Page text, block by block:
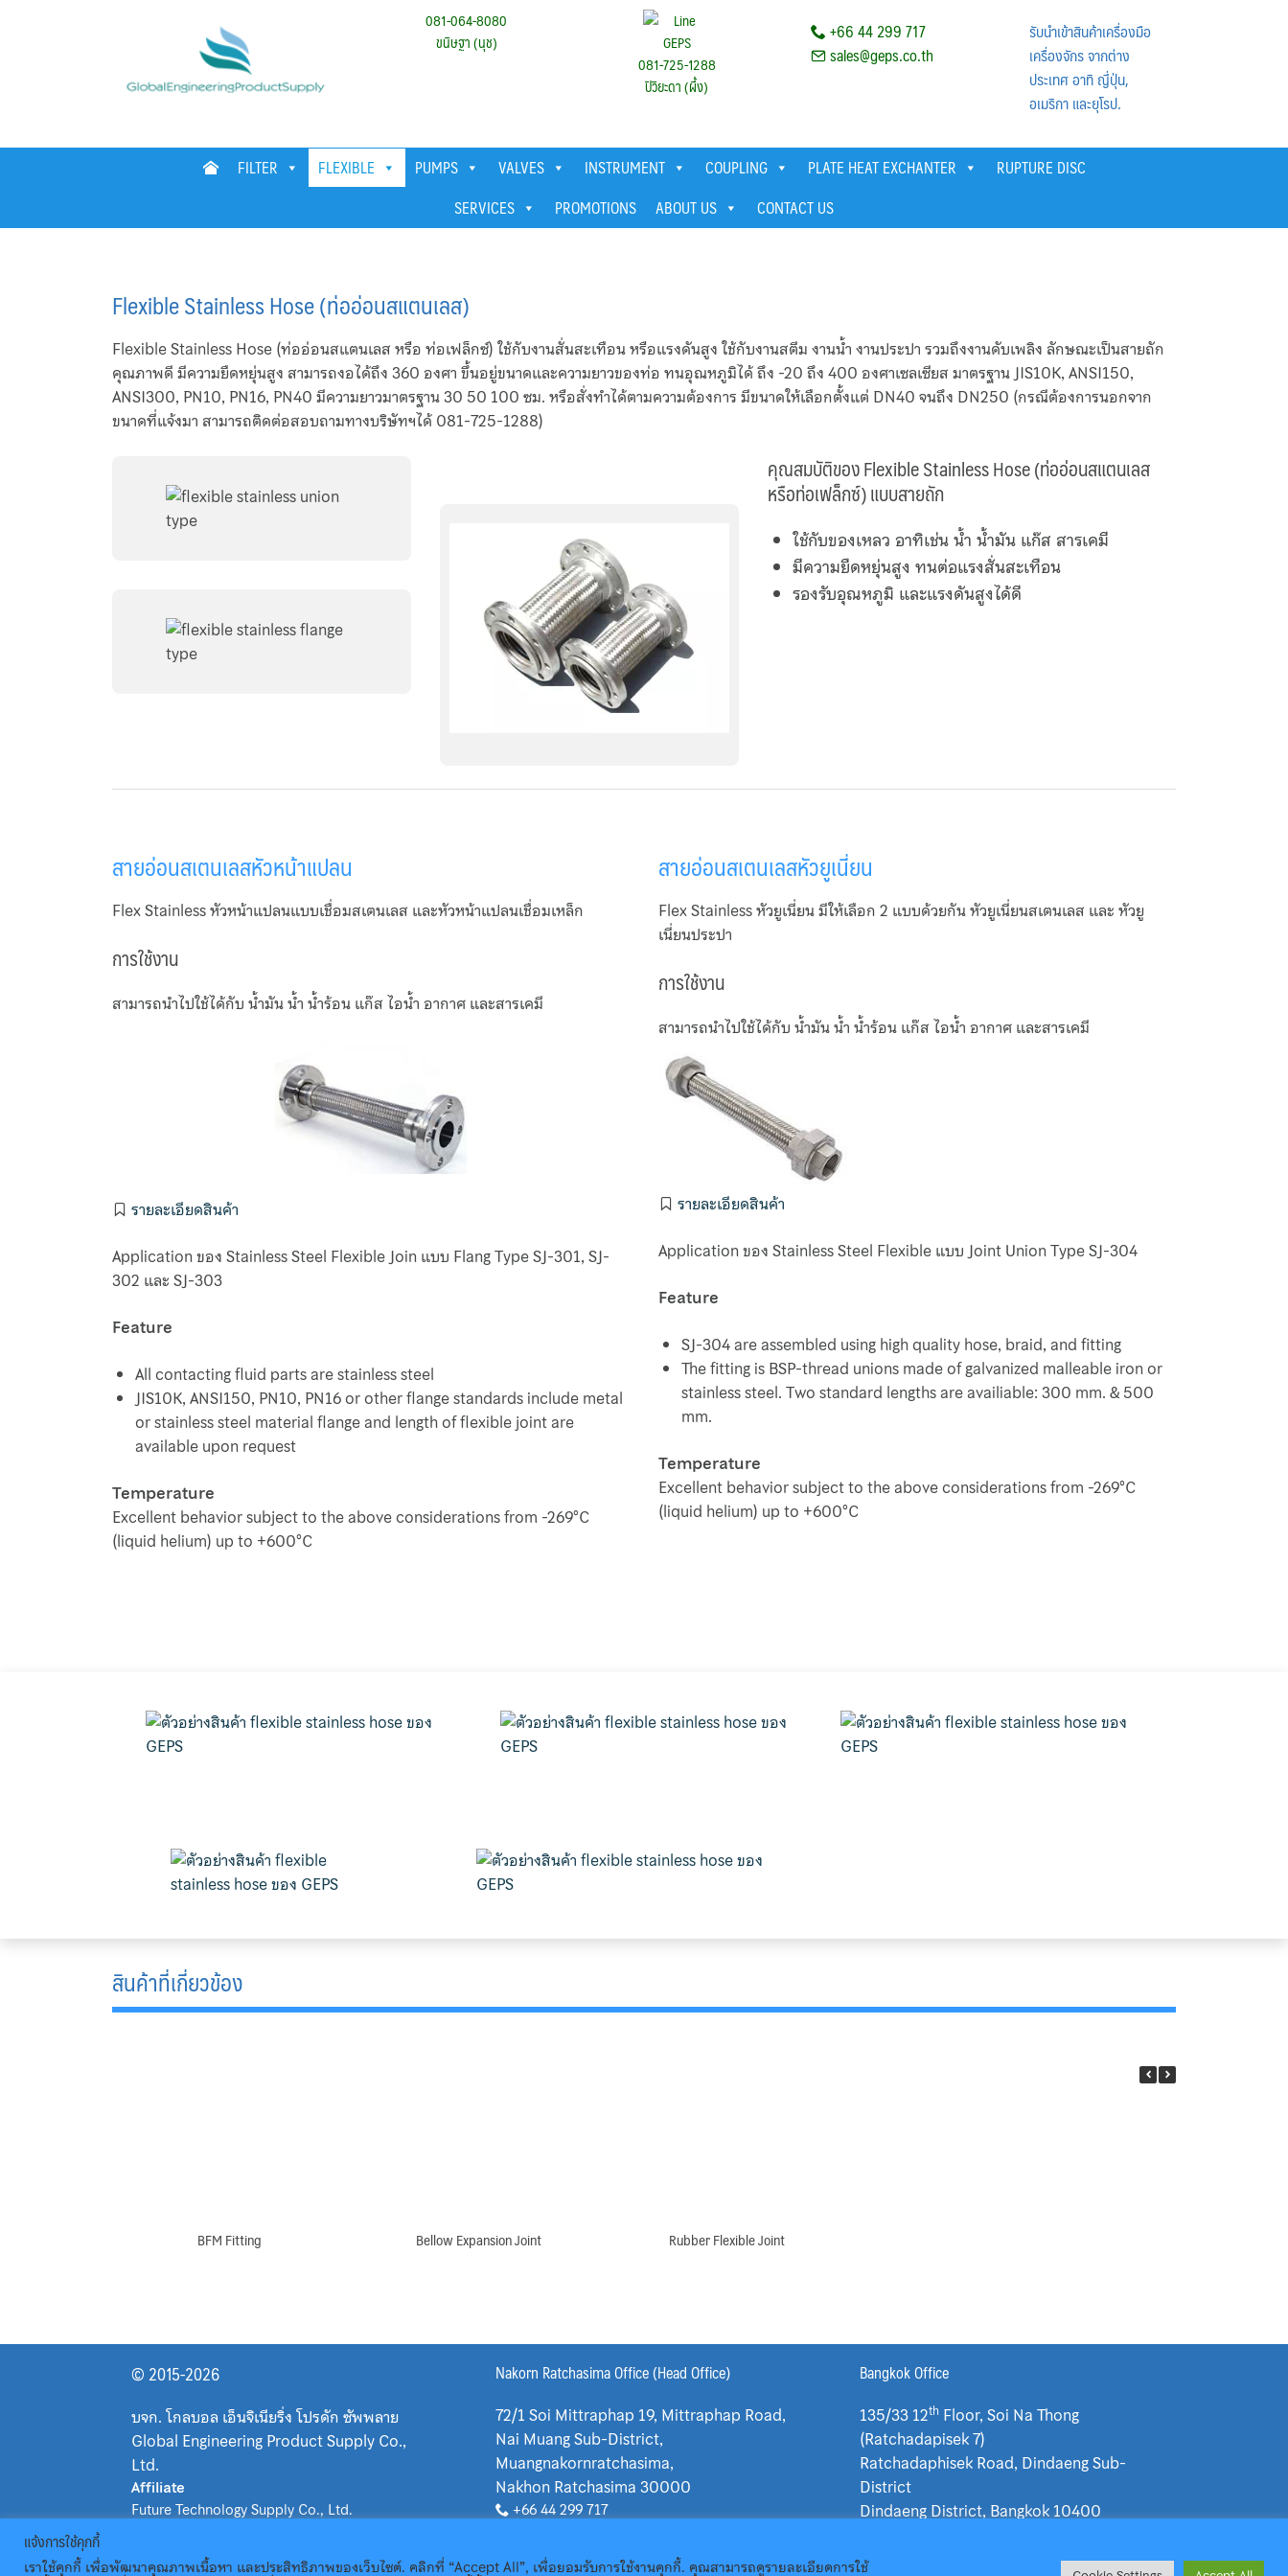
081-064-8080
ขนิษฐา (นุช)
081-725-1288
ปิวิยะดา (ผึ้ง)
+66 44 299 717
sales@geps.co.th
รับนำเข้าสินค้าเครื่องมือ
เครื่องจักร จากต่าง
ประเทศ อาทิ ญึ่ปุ่น,
อเมริกา และยุโรป.
FILTER FLEXIBLE PUMPS VALVES INSTRUMENT COUPLING PLATE HEAT EXCHANTER
RUPTURE DISC
SERVICES
PROMOTIONS ABOUT US CONTACT US
Flexible Stainless Hose (ท่ออ่อนสแตนเลส)
Flexible Stainless Hose (ท่ออ่อนสแตนเลส หรือ ท่อเฟล็กซ์) ใช้กับงานสั่นสะเทือน หรือแรงดันสูง ใช้กับงานสตีม งานน้ำ งานประปา รวมถึงงานดับเพลิง ลักษณะเป็นสายถัก
คุณภาพดี มีความยืดหยุ่นสูง สามารถงอได้ถึง 360 องศา ขึ้นอยู่ขนาดและความยาวของท่อ ทนอุณหภูมิได้ ถึง -20 ถึง 400 องศาเซลเซียส มาตรฐาน JIS10K, ANSI150,
ANSI300, PN10, PN16, PN40 มีความยาวมาตรฐาน 30 50 100 ซม. หรือสั่งทำได้ตามความต้องการ มีขนาดให้เลือกตั้งแต่ DN40 จนถึง DN250 (กรณีต้องการนอกจาก
ขนาดที่แจ้งมา สามารถติดต่อสอบถามทางบริษัทฯได้ 081-725-1288)
คุณสมบัติของ Flexible Stainless Hose (ท่ออ่อนสแตนเลส
หรือท่อเฟล็กซ์) แบบสายถัก
ใช้กับของเหลว อาทิเช่น น้ำ น้ำมัน แก๊ส สารเคมี
มีความยืดหยุ่นสูง ทนต่อแรงสั่นสะเทือน
รองรับอุณหภูมิ และแรงดันสูงได้ดี
สายอ่อนสเตนเลสหัวหน้าแปลน
Flex Stainless หัวหน้าแปลนแบบเชื่อมสเตนเลส และหัวหน้าแปลนเชื่อมเหล็ก
การใช้งาน
สามารถนำไปใช้ได้กับ น้ำมัน น้ำ น้ำร้อน แก๊ส ไอน้ำ อากาศ และสารเคมี
รายละเอียดสินค้า
Application ของ Stainless Steel Flexible Join แบบ Flang Type SJ-301, SJ-
302 และ SJ-303
Feature
All contacting fluid parts are stainless steel
JIS10K, ANSI150, PN10, PN16 or other flange standards include metal
or stainless steel material flange and length of flexible joint are
available upon request
Temperature
Excellent behavior subject to the above considerations from -269°C
(liquid helium) up to +600°C
สายอ่อนสเตนเลสหัวยูเนี่ยน
Flex Stainless หัวยูเนี่ยน มีให้เลือก 2 แบบด้วยกัน หัวยูเนี่ยนสเตนเลส และ หัวยู
เนี่ยนประปา
การใช้งาน
สามารถนำไปใช้ได้กับ น้ำมัน น้ำ น้ำร้อน แก๊ส ไอน้ำ อากาศ และสารเคมี
รายละเอียดสินค้า
Application ของ Stainless Steel Flexible แบบ Joint Union Type SJ-304
Feature
SJ-304 are assembled using high quality hose, braid, and fitting
The fitting is BSP-thread unions made of galvanized malleable iron or
stainless steel. Two standard lengths are availiable: 300 mm. & 500
mm.
Temperature
Excellent behavior subject to the above considerations from -269°C
(liquid helium) up to +600°C
สินค้าที่เกี่ยวข้อง
BFM Fitting Bellow Expansion Joint Rubber Flexible Joint
© 2015-2026
บจก. โกลบอล เอ็นจิเนียริ่ง โปรดัก ซัพพลาย
Global Engineering Product Supply Co.,
Ltd.
Affiliate
Future Technology Supply Co., Ltd.
sales@geps.co.th
Nakorn Ratchasima Office (Head Office)
72/1 Soi Mittraphap 19, Mittraphap Road,
Nai Muang Sub-District,
Muangnakornratchasima,
Nakhon Ratchasima 30000
+66 44 299 717
+66 81 725 1288
Bangkok Office
135/33 12th Floor, Soi Na Thong
(Ratchadapisek 7)
Ratchadaphisek Road, Dindaeng Sub-
District
Dindaeng District, Bangkok 10400
แจ้งการใช้คุกกี้
เราใช้คุกกี้ เพื่อพัฒนาคุณภาพเนื้อหา และประสิทธิภาพของเว็บไซต์. คลิกที่ “Accept All”, เพื่อยอมรับการใช้งานคุกกี้. คุณสามารถดูรายละเอียดการใช้